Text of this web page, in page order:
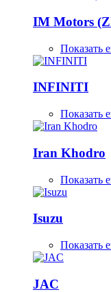
IM Motors
Показать
INFINITI
Показать
Iran Khodro
Показать
Isuzu
Показать
JAC